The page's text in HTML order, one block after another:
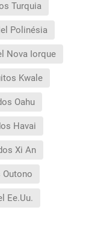
Turquia
Polinésia
Nova Iorque
Kwale
Oahu
Havai
Xi An
Ee.Uu.